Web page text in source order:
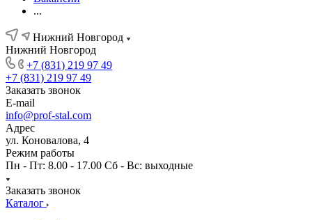
...
Нижний Новгород
Нижний Новгород
+7 (831) 219 97 49
+7 (831) 219 97 49
Заказать звонок
E-mail
info@prof-stal.com
Адрес
ул. Коновалова, 4
Режим работы
Пн - Пт: 8.00 - 17.00 Сб - Вс: выходные
Заказать звонок
Каталог